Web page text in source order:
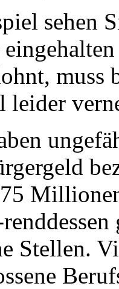
sehen
muss
leider
Stellen.